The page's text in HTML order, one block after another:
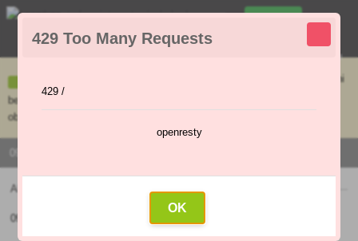
429 Too Many Requests
429 /
openresty
OK
Ceny uvedené na e-shope sa môžu líšiť od cien v kamennej predajni
bez objednávky. Tovar skladom pripravíme do 30 min na základe
objednávky. Predajňa je v sobotu zatvorená.
Menu
Aktuality Najúčinnejšie postreky proti vijačke krušpánovej
09.12.2019 (Pôvodný článok: 07.09.2018)